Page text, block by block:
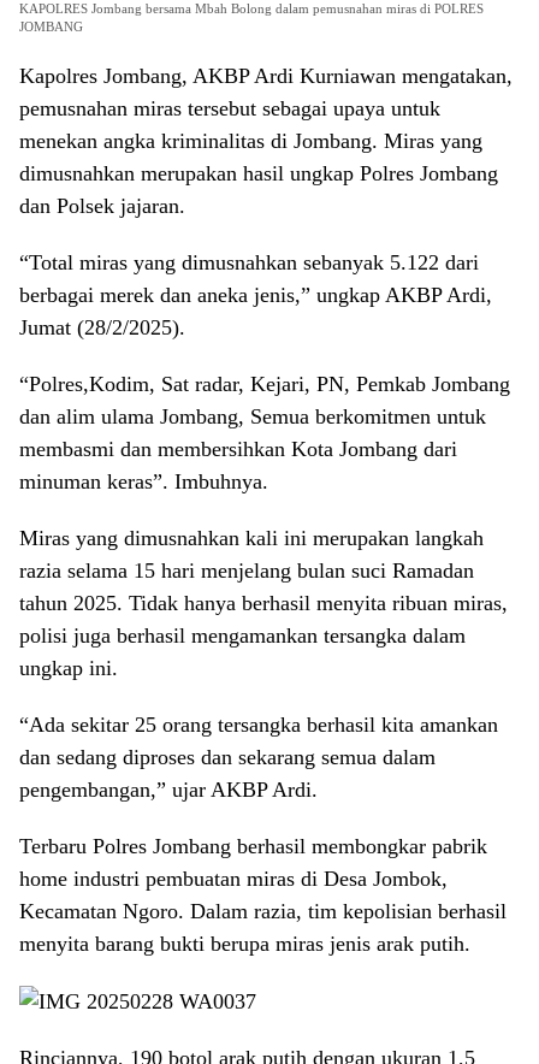
KAPOLRES Jombang bersama Mbah Bolong dalam pemusnahan miras di POLRES
JOMBANG
Kapolres Jombang, AKBP Ardi Kurniawan mengatakan,
pemusnahan miras tersebut sebagai upaya untuk
menekan angka kriminalitas di Jombang. Miras yang
dimusnahkan merupakan hasil ungkap Polres Jombang
dan Polsek jajaran.
“Total miras yang dimusnahkan sebanyak 5.122 dari
berbagai merek dan aneka jenis,” ungkap AKBP Ardi,
Jumat (28/2/2025).
“Polres,Kodim, Sat radar, Kejari, PN, Pemkab Jombang
dan alim ulama Jombang, Semua berkomitmen untuk
membasmi dan membersihkan Kota Jombang dari
minuman keras”. Imbuhnya.
Miras yang dimusnahkan kali ini merupakan langkah
razia selama 15 hari menjelang bulan suci Ramadan
tahun 2025. Tidak hanya berhasil menyita ribuan miras,
polisi juga berhasil mengamankan tersangka dalam
ungkap ini.
“Ada sekitar 25 orang tersangka berhasil kita amankan
dan sedang diproses dan sekarang semua dalam
pengembangan,” ujar AKBP Ardi.
Terbaru Polres Jombang berhasil membongkar pabrik
home industri pembuatan miras di Desa Jombok,
Kecamatan Ngoro. Dalam razia, tim kepolisian berhasil
menyita barang bukti berupa miras jenis arak putih.
Rinciannya, 190 botol arak putih dengan ukuran 1,5